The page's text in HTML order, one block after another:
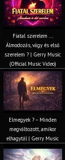
Fiatal szerelem ...
Álmodozás, vágy és első
szerelem ? | Gerry Music
(Official Music Video)
Elmegyek ? – Minden
megváltozott, amikor
elhagytál | Gerry Music